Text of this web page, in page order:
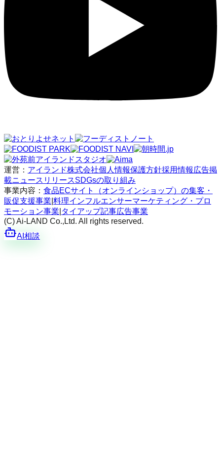
運営： アイランド株式会社個人情報保護方針採用情報 広告掲
載ニュースリリースSDGsの取り組み
事業内容： 食品ECサイト（オンラインショップ）の集客・
販促支援事業 料理インフルエンサーマーケティング・プロ
モーション事業 タイアップ記事広告事業
(C) Ai-LAND Co.,Ltd. All rights reserved.
AI相談